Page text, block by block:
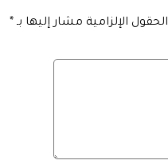
الحقول الإلزامية مشار إليها بـ *